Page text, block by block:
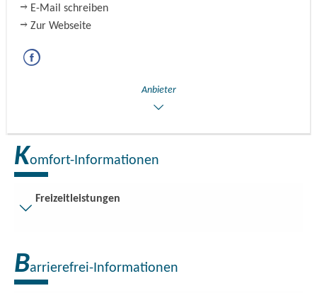
E-Mail schreiben
Zur Webseite
Anbieter
Komfort-Informationen
Freizeitleistungen
Entfernung der Besucherparkplätze zum Eingang (in Meter,
ca.): 50
Barrierefrei-Informationen